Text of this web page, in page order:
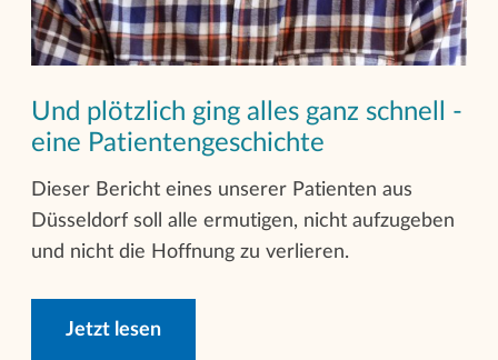
Und plötzlich ging alles ganz schnell -
eine Patientengeschichte
Dieser Bericht eines unserer Patienten aus
Düsseldorf soll alle ermutigen, nicht aufzugeben
und nicht die Hoffnung zu verlieren.
Jetzt lesen